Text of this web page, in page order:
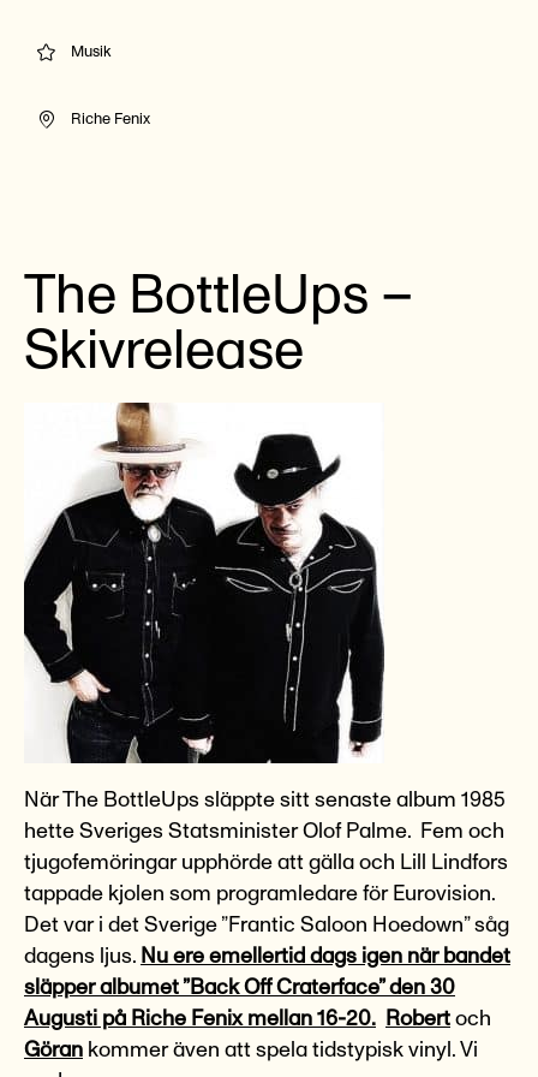
The BottleUps –
Skivrelease
När The BottleUps släppte sitt senaste album 1985
hette Sveriges Statsminister Olof Palme. Fem och
tjugofemöringar upphörde att gälla och Lill Lindfors
tappade kjolen som programledare för Eurovision.
Det var i det Sverige ”Frantic Saloon Hoedown” såg
dagens ljus. Nu ere emellertid dags igen när bandet
släpper albumet ”Back Off Craterface” den 30
Augusti på Riche Fenix mellan 16-20.
Robert och
Göran kommer även att spela tidstypisk vinyl. Vi
Musik
Riche Fenix